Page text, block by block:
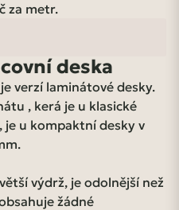
za metr.
deska
verzí laminátové desky.
, kerá je u klasické
je u kompaktní desky v
výdrž, je odolnější než
žádné